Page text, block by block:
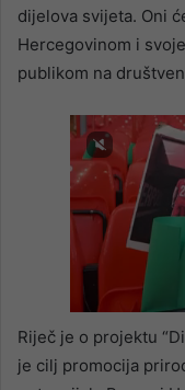
dijelova svijeta. Oni
Hercegovinom i
publikom na
Riječ je o projektu
je cilj promocija